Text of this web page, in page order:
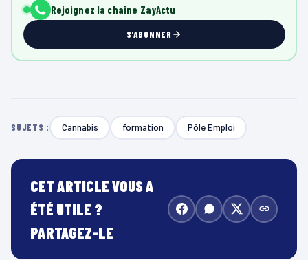
Rejoignez la chaîne ZayActu
S'ABONNER
SUJETS : Cannabis formation Pôle Emploi
CET ARTICLE VOUS A
ÉTÉ UTILE ?
PARTAGEZ-LE